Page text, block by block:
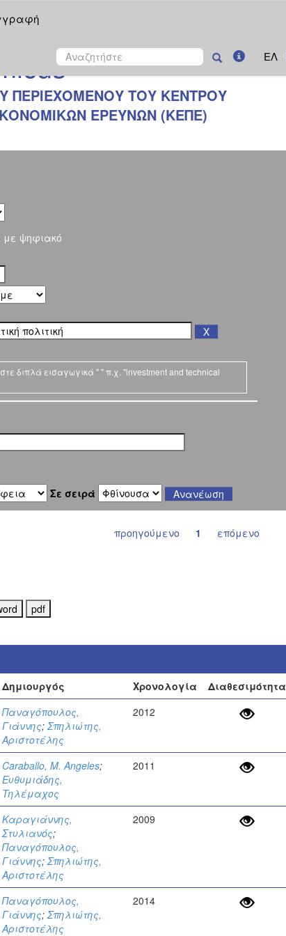
ΕΛ
ΠΕΡΙΕΧΟΜΕΝΟΥ ΤΟΥ ΚΕΝΤΡΟΥ
ΕΡΕΥΝΩΝ (ΚΕΠΕ)
με ψηφιακό
διπλά εισαγωγικά " " π.χ. "investment and technical
Σε σειρά
προηγούμενο 1 επόμενο
Δημιουργός Χρονολογία
Διαθεσιμότητα
Παναγόπουλος,
Γιάννης;Σπηλιώτης,
Αριστοτέλης
2012
Caraballo, M. Angeles;
Ευθυμιάδης,
Τηλέμαχος
2011
Καραγιάννης,
Στυλιανός;
Παναγόπουλος,
Γιάννης;Σπηλιώτης,
Αριστοτέλης
2009
Παναγόπουλος,
Γιάννης;Σπηλιώτης,
Αριστοτέλης
2014